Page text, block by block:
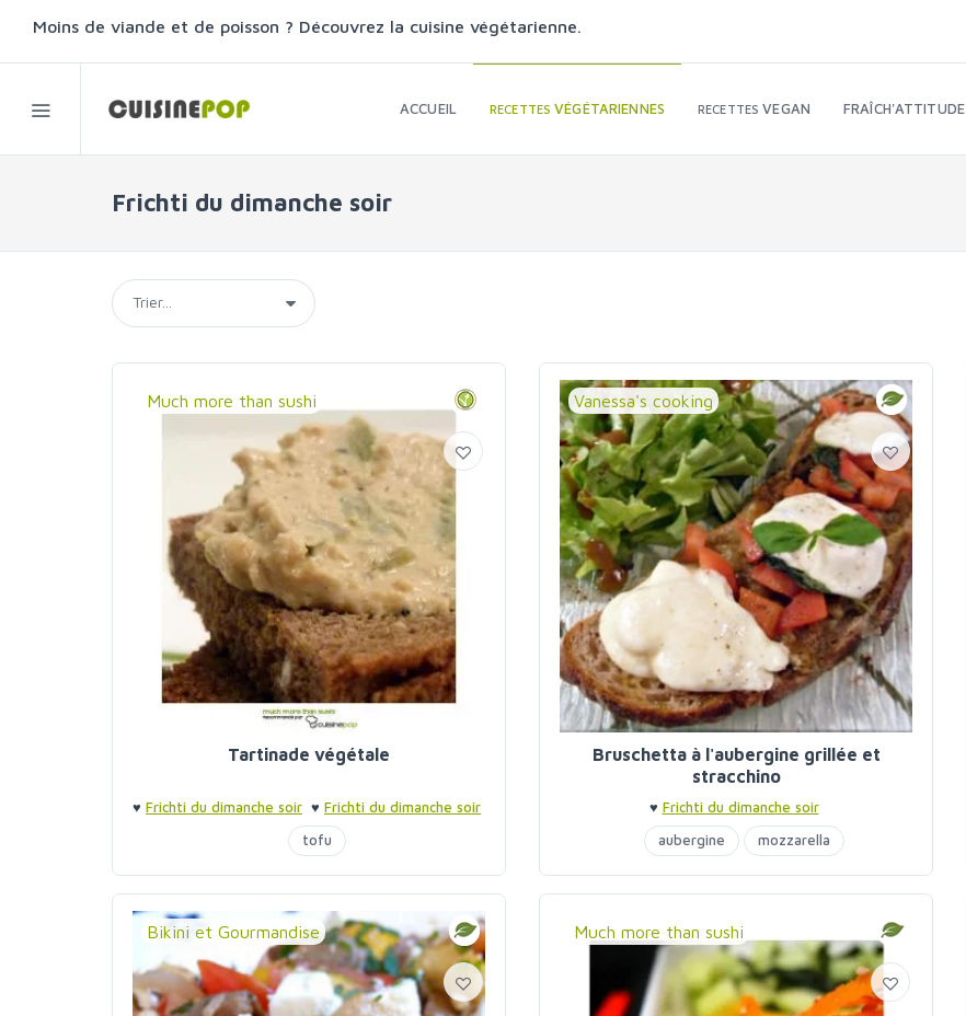
Moins de viande et de poisson ? Découvrez la cuisine végétarienne.
ACCUEIL RECETTESVÉGÉTARIENNES RECETTESVEGAN FRAÎCH'ATTITUDE
Frichti du dimanche soir
Much more than sushi
Tartinade végétale
♥ Frichti du dimanche soir ♥ Frichti du dimanche soir
tofu
Vanessa's cooking
Bruschetta à l'aubergine grillée et
stracchino
♥ Frichti du dimanche soir
aubergine
mozzarella
Bikini et Gourmandise Much more than sushi